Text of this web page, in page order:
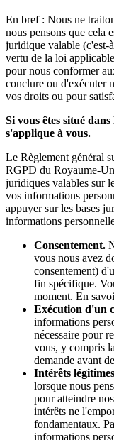
En bref : Nous ne
nous pensons que cela
juridique valable (c'est-
vertu de la loi
pour nous conformer
conclure ou d'exécuter
vos droits ou pour
Si vous êtes situé
s'applique à vous.
Le Règlement général
RGPD du Royaume-
juridiques valables sur
vos informations
appuyer sur les bases
informations
Consentement.
vous nous avez
consentement)
fin spécifique.
moment. En
Exécution d'un
informations
nécessaire pour
vous, y compris
demande avant
Intérêts
lorsque nous
pour atteindre
intérêts ne
fondamentaux.
informations